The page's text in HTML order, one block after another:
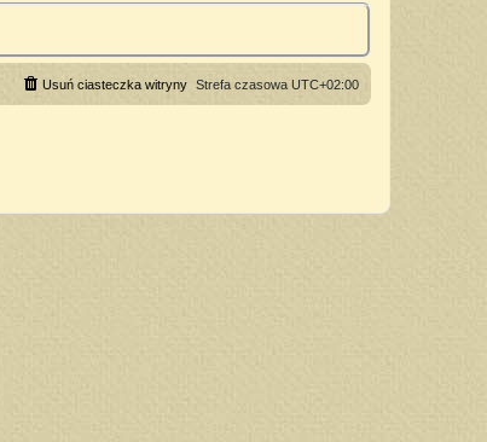
Strefa czasowa UTC+02:00
Usuń ciasteczka witryny